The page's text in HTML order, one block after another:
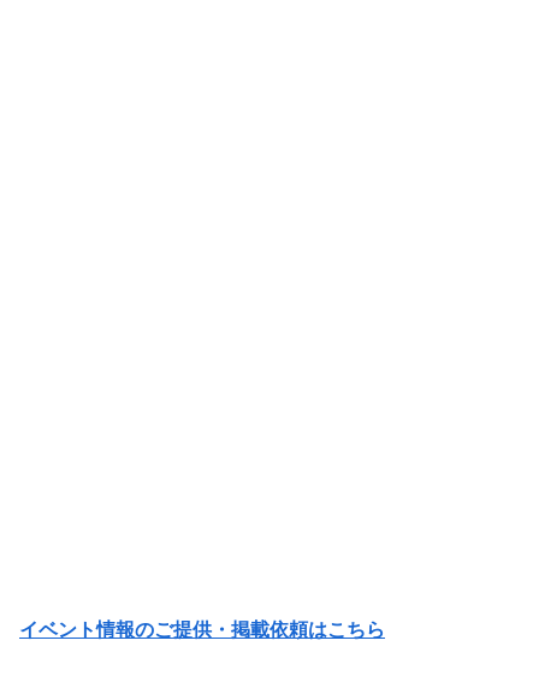
イベント情報のご提供・掲載依頼はこちら